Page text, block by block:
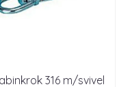
316 m/svivel